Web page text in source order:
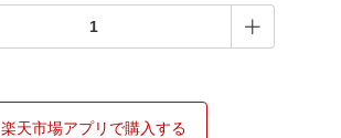
楽天市場アプリで購入する